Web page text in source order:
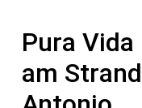
Pura
am